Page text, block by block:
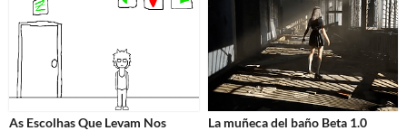
As Escolhas Que Levam Nos
La muñeca del baño Beta 1.0